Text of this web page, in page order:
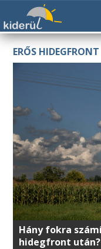
ERŐS HIDEGFRONT
Hány fokra
hidegfront után?